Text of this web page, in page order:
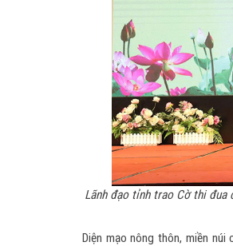
Lãnh đạo tỉnh trao Cờ thi đua
Diện mạo nông thôn, miền